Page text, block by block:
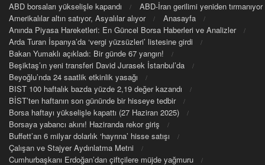
ABD borsaları yükselişle kapandı
ABD-İran gerilimi yeniden tırmanıyor
Amerikalılar altın satıyor, Asyalılar alıyor
Anasayfa
Anında Piyasa Hareketleri: En Güncel Borsa Haberleri ve Analizler
Arda Turan İspanya’da ‘vergi yüzsüzleri’ listesine girdi
Bakan Yumaklı açıkladı: Bir günde 67 yangın!
Beşiktaş’ın yeni transferi David Jurasek İstanbul’da
Beyoğlu’nda 24 saatlik etkinlik yasağı
BIST 100 haftalık bazda yüzde 2,19 değer kazandı
BİST’ten haftanın son gününde bir hisseye tedbir
Borsa haftayı yükselişle kapattı (27 Haziran 2025)
Borsaya yabancı akını! Haziranda rekor giriş
Buffett’an 6 milyar dolarlık ‘hayrına’ hisse satışı
Çalışan ve Stajyer Aydınlatma Metni
Cumhurbaşkanı Erdoğan’dan çiftçilere müjde yağmuru